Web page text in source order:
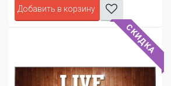
СКИДКА
Добавить в корзину